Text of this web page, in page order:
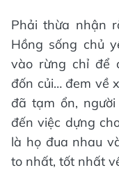
Phải thừa nhận
Hồng sống chủ
vào rừng chỉ để
đốn củi… đem về
đã tạm ổn,
đến việc dựng
là họ đua nhau
to nhất, tốt nhất